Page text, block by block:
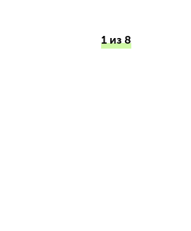
1 из 8